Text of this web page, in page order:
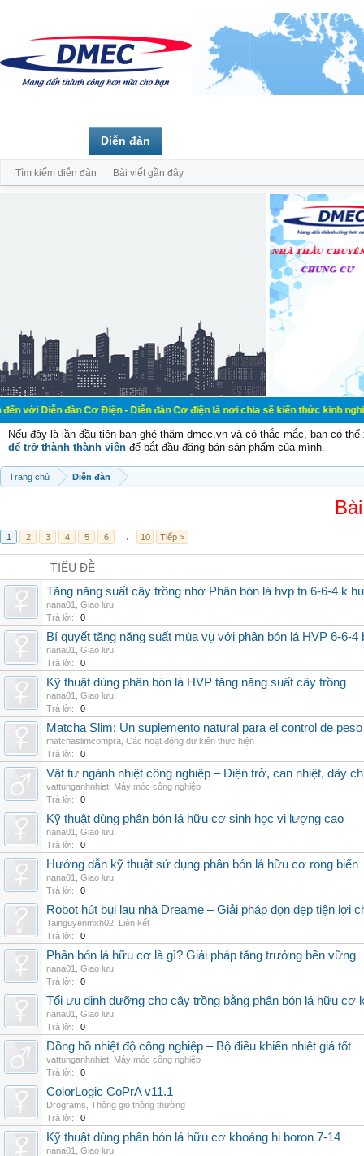
đàn Cơ Điện - Diễn đàn Cơ điện là nơi chia sẽ kiến thức kinh nghiệm
Nếu đây là lần đầu tiên bạn ghé thăm dmec.vn và có thắc mắc, bạn có
để trở thành thành viên để bắt đầu đăng bán sản phẩm của mình.
Trang chủ Diễn đàn
1 2 3 4 5 6 → 10 Tiếp >
TIÊU ĐỀ
Tăng năng suất cây trồng nhờ Phân bón lá hvp tn 6-6-4 k
nana01
Giao lưu
Trả lời:
0
Bí quyết tăng năng suất mùa vụ với phân bón lá HVP 6-6-4
nana01
Giao lưu
Trả lời:
0
Kỹ thuật dùng phân bón lá HVP tăng năng suất cây trồng
nana01
Giao lưu
Trả lời:
0
Matcha Slim: Un suplemento natural para el control de peso
matchaslimcompra Các hoạt động dự kiến thực hiện
Trả lời:
0
Vật tư ngành nhiệt công nghiệp – Điện trở, can nhiệt, dây
vattunganhnhiet Máy móc công nghiệp
Trả lời:
0
Kỹ thuật dùng phân bón lá hữu cơ sinh học vi lượng cao
nana01
Giao lưu
Trả lời:
0
Hướng dẫn kỹ thuật sử dụng phân bón lá hữu cơ rong biển
nana01
Giao lưu
Trả lời:
0
Robot hút bụi lau nhà Dreame – Giải pháp dọn dẹp tiện lợi
Tainguyenmxh02 Liên kết
Trả lời:
0
Phân bón lá hữu cơ là gì? Giải pháp tăng trưởng bền vững
nana01
Giao lưu
Trả lời:
0
Tối ưu dinh dưỡng cho cây trồng bằng phân bón lá hữu cơ
nana01
Giao lưu
Trả lời:
0
Đồng hồ nhiệt độ công nghiệp – Bộ điều khiển nhiệt giá tốt
vattunganhnhiet Máy móc công nghiệp
Trả lời:
0
ColorLogic CoPrA v11.1
Drograms Thông gió thông thường
Trả lời:
0
Kỹ thuật dùng phân bón lá hữu cơ khoáng hi boron 7-14
nana01
Giao lưu
Diễn đàn
Tìm kiếm diễn đàn Bài viết gần đây